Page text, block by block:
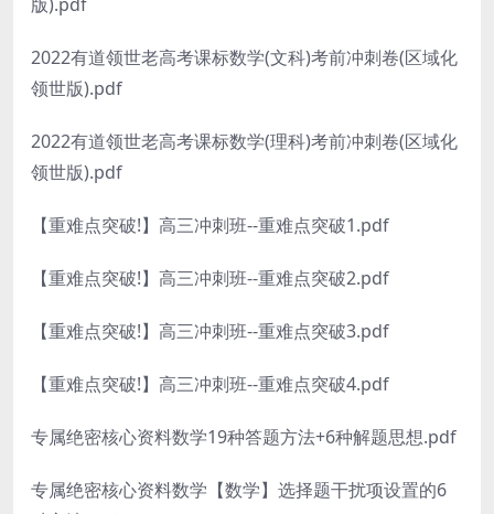
2022有道领世老高考课标数学(文科)考前冲刺卷(区域化
领世版).pdf
2022有道领世老高考课标数学(理科)考前冲刺卷(区域化
领世版).pdf
【重难点突破!】高三冲刺班--重难点突破1.pdf
【重难点突破!】高三冲刺班--重难点突破2.pdf
【重难点突破!】高三冲刺班--重难点突破3.pdf
【重难点突破!】高三冲刺班--重难点突破4.pdf
专属绝密核心资料数学19种答题方法+6种解题思想.pdf
专属绝密核心资料数学【数学】选择题干扰项设置的6